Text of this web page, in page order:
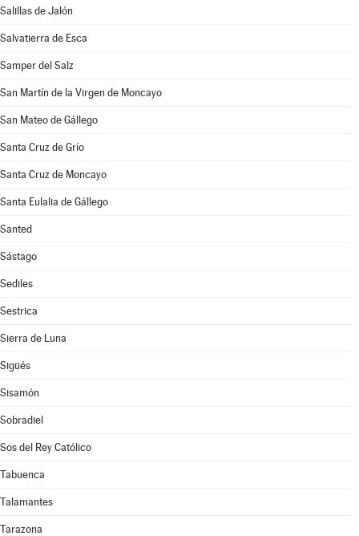
Salillas de Jalón
Salvatierra de Esca
Samper del Salz
San Martín de la Virgen de Moncayo
San Mateo de Gállego
Santa Cruz de Grío
Santa Cruz de Moncayo
Santa Eulalia de Gállego
Santed
Sástago
Sediles
Sestrica
Sierra de Luna
Sigüés
Sisamón
Sobradiel
Sos del Rey Católico
Tabuenca
Talamantes
Tarazona